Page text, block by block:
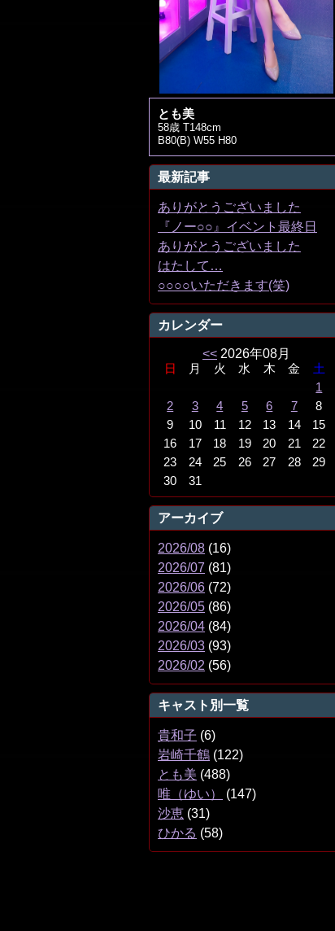
とも美
58歳 T148cm
B80(B) W55 H80
最新記事
ありがとうございました
『ノー○○』イベント最終日
ありがとうございました
はたして…
○○○○いただきます(笑)
カレンダー
<< 2026年08月
日 月 火 水 木 金
土
1
2
3 4 5 6 7
8
9
10 11 12 13 14
15
16
17 18 19 20 21
22
23
24 25 26 27 28
29
30
31
アーカイブ
2026/08 (16)
2026/07 (81)
2026/06 (72)
2026/05 (86)
2026/04 (84)
2026/03 (93)
2026/02 (56)
キャスト別一覧
貴和子 (6)
岩崎千鶴 (122)
とも美 (488)
唯（ゆい）
(147)
沙恵 (31)
ひかる (58)